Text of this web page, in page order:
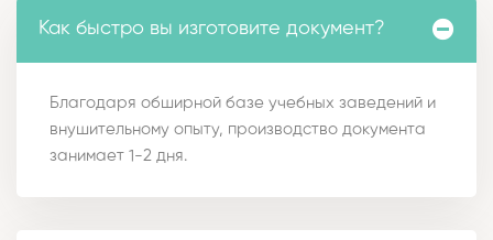
Как быстро вы изготовите документ?
Благодаря обширной базе учебных заведений и
внушительному опыту, производство документа
занимает 1-2 дня.